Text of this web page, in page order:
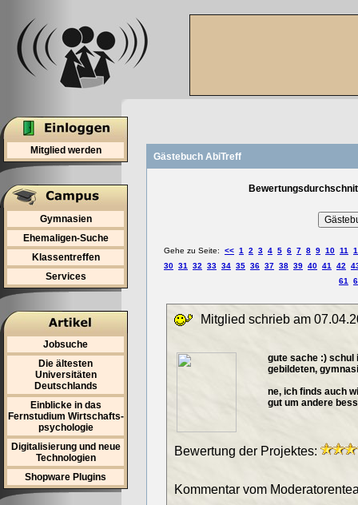
Mitglied werden
Gymnasien
Ehemaligen-Suche
Klassentreffen
Services
Jobsuche
Die ältesten
Universitäten
Deutschlands
Einblicke in das
Fernstudium Wirtschafts-
psychologie
Digitalisierung und neue
Technologien
Shopware Plugins
Gästebuch AbiTreff
Gehe zu Seite: << 1 2 3 4 5 6 7 8 9 10 11
30 31 32 33 34 35 36 37 38 39 40 41 42
61
Mitglied schrieb am
gute sache :) schul
gebildeten,
ne, ich finds auch
gut um andere
Bewertung der Projektes:
Kommentar vom